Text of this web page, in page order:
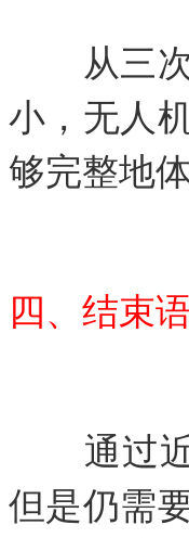
从三次
小，无人
够完整地
四、结束
通过近6
但是仍需